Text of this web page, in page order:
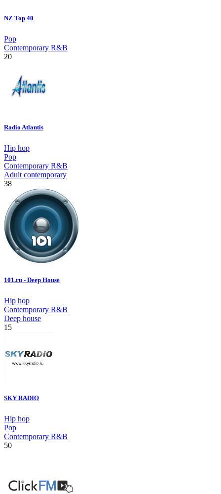
NZ Top 40
Pop
Contemporary R&B
20
Radio Atlantis
Hip hop
Pop
Contemporary R&B
Adult contemporary
38
101.ru - Deep House
Hip hop
Contemporary R&B
Deep house
15
SKY RADIO
Hip hop
Pop
Contemporary R&B
50